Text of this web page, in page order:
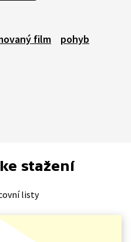
film
pohyb
stažení
listy